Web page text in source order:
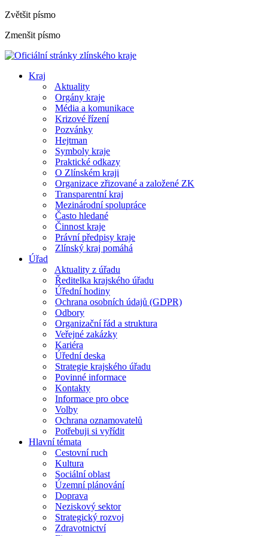
Zvětšit písmo
Zmenšit písmo
Kraj
Aktuality
Orgány kraje
Média a komunikace
Krizové řízení
Pozvánky
Hejtman
Symboly kraje
Praktické odkazy
O Zlínském kraji
Organizace zřizované a založené ZK
Transparentní kraj
Mezinárodní spolupráce
Často hledané
Činnost kraje
Právní předpisy kraje
Zlínský kraj pomáhá
Úřad
Aktuality z úřadu
Ředitelka krajského úřadu
Úřední hodiny
Ochrana osobních údajů (GDPR)
Odbory
Organizační řád a struktura
Veřejné zakázky
Kariéra
Úřední deska
Strategie krajského úřadu
Povinné informace
Kontakty
Informace pro obce
Volby
Ochrana oznamovatelů
Potřebuji si vyřídit
Hlavní témata
Cestovní ruch
Kultura
Sociální oblast
Územní plánování
Doprava
Neziskový sektor
Strategický rozvoj
Zdravotnictví